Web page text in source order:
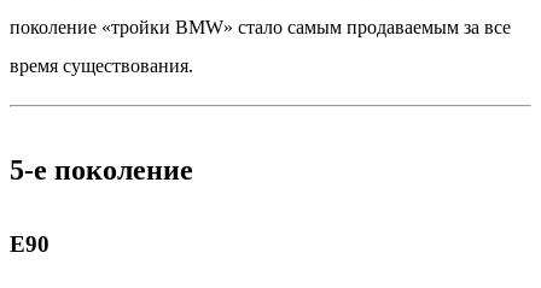
поколение «тройки BMW» стало самым продаваемым за все
время существования.
5-е поколение
Е90